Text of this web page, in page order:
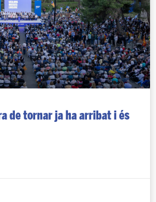
de tornar ja ha arribat i és